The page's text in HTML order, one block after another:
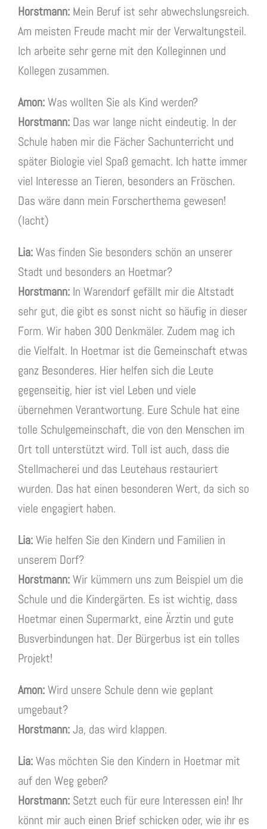
Horstmann: Mein Beruf ist sehr abwechslungsreich.
Am meisten Freude macht mir der Verwaltungsteil.
Ich arbeite sehr gerne mit den Kolleginnen und
Kollegen zusammen.
Amon:Was wollten Sie als Kind werden?
Horstmann: Das war lange nicht eindeutig. In der
Schule haben mir die Fächer Sachunterricht und
später Biologie viel Spaß gemacht. Ich hatte immer
viel Interesse an Tieren, besonders an Fröschen.
Das wäre dann mein Forscherthema gewesen!
(lacht)
Lia:Was finden Sie besonders schön an unserer
Stadt und besonders an Hoetmar?
Horstmann: In Warendorf gefällt mir die Altstadt
sehr gut, die gibt es sonst nicht so häufig in dieser
Form. Wir haben 300 Denkmäler. Zudem mag ich
die Vielfalt. In Hoetmar ist die Gemeinschaft etwas
ganz Besonderes. Hier helfen sich die Leute
gegenseitig, hier ist viel Leben und viele
übernehmen Verantwortung. Eure Schule hat eine
tolle Schulgemeinschaft, die von den Menschen im
Ort toll unterstützt wird. Toll ist auch, dass die
Stellmacherei und das Leutehaus restauriert
wurden. Das hat einen besonderen Wert, da sich so
viele engagiert haben.
Lia:Wie helfen Sie den Kindern und Familien in
unserem Dorf?
Horstmann:Wir kümmern uns zum Beispiel um die
Schule und die Kindergärten. Es ist wichtig, dass
Hoetmar einen Supermarkt, eine Ärztin und gute
Busverbindungen hat. Der Bürgerbus ist ein tolles
Projekt!
Amon:Wird unsere Schule denn wie geplant
umgebaut?
Horstmann:Ja, das wird klappen.
Lia:Was möchten Sie den Kindern in Hoetmar mit
auf den Weg geben?
Horstmann: Setzt euch für eure Interessen ein! Ihr
könnt mir auch einen Brief schicken oder, wie ihr es